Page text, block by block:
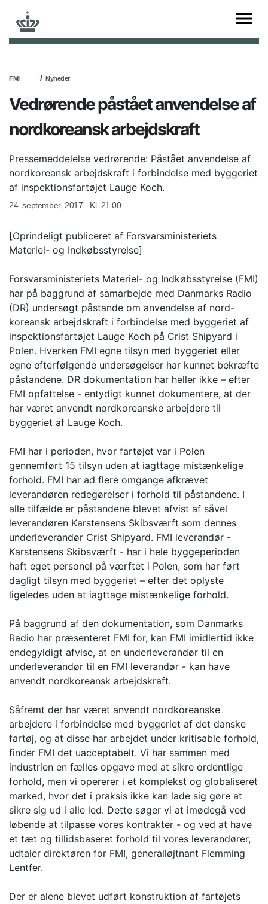
FMI Nyheder
Vedrørende påstået anvendelse af
nordkoreansk arbejdskraft
Pressemeddelelse vedrørende: Påstået anvendelse af
nordkoreansk arbejdskraft i forbindelse med byggeriet
af inspektionsfartøjet Lauge Koch.
24. september, 2017 - Kl. 21.00
[Oprindeligt publiceret af Forsvarsministeriets
Materiel- og Indkøbsstyrelse]
Forsvarsministeriets Materiel- og Indkøbsstyrelse (FMI)
har på baggrund af samarbejde med Danmarks Radio
(DR) undersøgt påstande om anvendelse af nord-
koreansk arbejdskraft i forbindelse med byggeriet af
inspektionsfartøjet Lauge Koch på Crist Shipyard i
Polen. Hverken FMI egne tilsyn med byggeriet eller
egne efterfølgende undersøgelser har kunnet bekræfte
påstandene. DR dokumentation har heller ikke – efter
FMI opfattelse - entydigt kunnet dokumentere, at der
har været anvendt nordkoreanske arbejdere til
byggeriet af Lauge Koch.
FMI har i perioden, hvor fartøjet var i Polen
gennemført 15 tilsyn uden at iagttage mistænkelige
forhold. FMI har ad flere omgange afkrævet
leverandøren redegørelser i forhold til påstandene. I
alle tilfælde er påstandene blevet afvist af såvel
leverandøren Karstensens Skibsværft som dennes
underleverandør Crist Shipyard. FMI leverandør -
Karstensens Skibsværft - har i hele byggeperioden
haft eget personel på værftet i Polen, som har ført
dagligt tilsyn med byggeriet – efter det oplyste
ligeledes uden at iagttage mistænkelige forhold.
På baggrund af den dokumentation, som Danmarks
Radio har præsenteret FMI for, kan FMI imidlertid ikke
endegyldigt afvise, at en underleverandør til en
underleverandør til en FMI leverandør - kan have
anvendt nordkoreansk arbejdskraft.
Såfremt der har været anvendt nordkoreanske
arbejdere i forbindelse med byggeriet af det danske
fartøj, og at disse har arbejdet under kritisable forhold,
finder FMI det uacceptabelt. Vi har sammen med
industrien en fælles opgave med at sikre ordentlige
forhold, men vi opererer i et komplekst og globaliseret
marked, hvor det i praksis ikke kan lade sig gøre at
sikre sig ud i alle led. Dette søger vi at imødegå ved
løbende at tilpasse vores kontrakter - og ved at have
et tæt og tillidsbaseret forhold til vores leverandører,
udtaler direktøren for FMI, generalløjtnant Flemming
Lentfer.
Der er alene blevet udført konstruktion af fartøjets